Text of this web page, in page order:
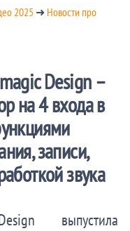
2025 ➜ Новости про
Design –
на 4 входа в
записи,
звука
выпустила